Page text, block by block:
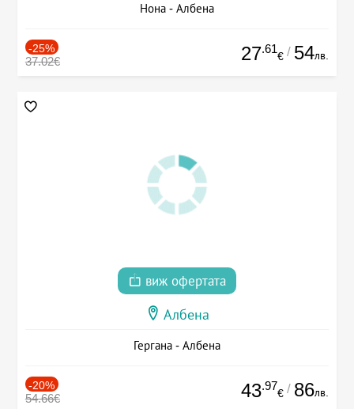
Нона - Албена
-25%
37.02€ 27.61
€ / 54лв.
виж офертата
Албена
Гергана - Албена
-20%
54.66€ 43.97
€ / 86лв.